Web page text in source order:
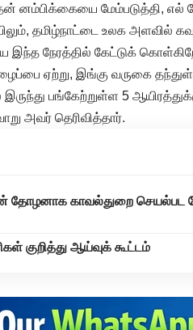
னம்பிக்கையை மேம்படுத்தி, எல்
தமிழ்நாட்டை உலக அளவில்
இந்த நேரத்தில் கேட்டுக்
ஏற்று, இங்கு வருகை
இருந்து பங்கேற்றுள்ள 5
அவர் தெரிவித்தார்.
தோழனாக காவல்துறை செயல்பட
குறித்து ஆய்வுக் கூட்டம்